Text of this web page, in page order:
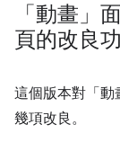
「動畫」
頁的改良
這個版本對「動
幾項改良。